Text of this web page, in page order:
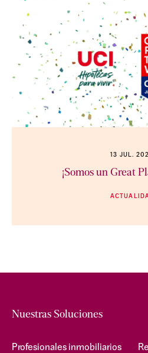
13 JUL.
¡Somos un Great
Nuestras Soluciones
Profesionales inmobiliarios